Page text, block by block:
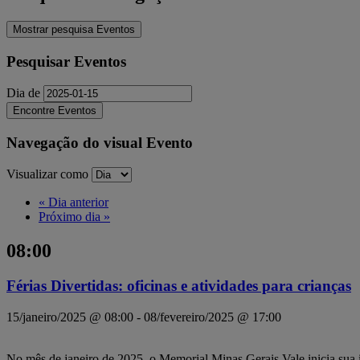
Mostrar pesquisa Eventos
Pesquisar Eventos
Dia de
Navegação do visual Evento
Visualizar como
« Dia anterior
Próximo dia »
08:00
Férias Divertidas: oficinas e atividades para crianças
15/janeiro/2025 @ 08:00 - 08/fevereiro/2025 @ 17:00